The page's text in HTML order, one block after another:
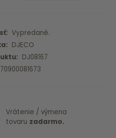
Vypredané.
DJECO
DJ08167
Vrátenie / výmena
tovaru zadarmo.